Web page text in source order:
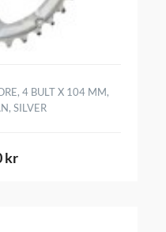
4 BULT X 104 MM,
SILVER
kr